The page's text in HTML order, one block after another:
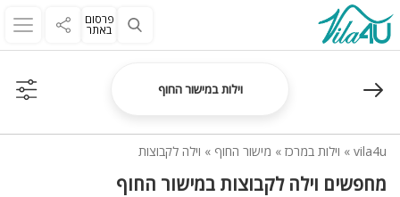
פרסום
באתר
וילות במישור החוף
vila4u
» וילות במרכז » מישור החוף » וילה לקבוצות
מחפשים וילה לקבוצות במישור החוף